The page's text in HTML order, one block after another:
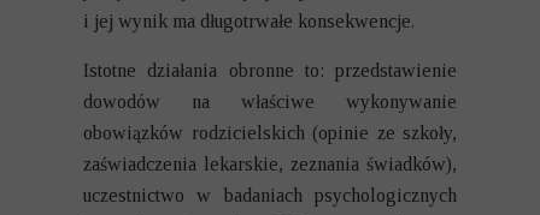
i jej wynik ma długotrwałe konsekwencje.
Istotne działania obronne to: przedstawienie
dowodów na właściwe wykonywanie
obowiązków rodzicielskich (opinie ze szkoły,
zaświadczenia lekarskie, zeznania świadków),
uczestnictwo w badaniach psychologicznych